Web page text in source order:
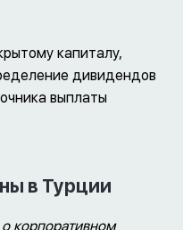
капиталу,
дивидендов
выплаты
в Турции
корпоративном